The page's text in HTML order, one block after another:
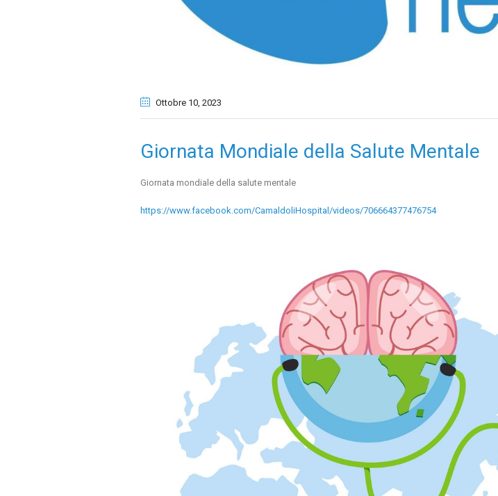
Ottobre 10 , 2023
Giornata Mondiale della Salute Mentale
Giornata mondiale della salute mentale
https://www.facebook.com/CamaldoliHospital/videos/706664377476754